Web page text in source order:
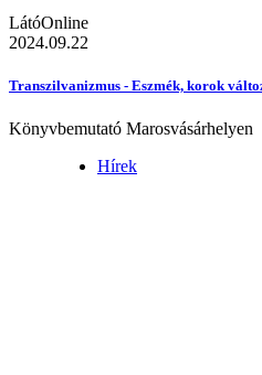
LátóOnline
2024.09.22
Transzilvanizmus - Eszmék, korok
Könyvbemutató Marosvásárhelyen
Hírek